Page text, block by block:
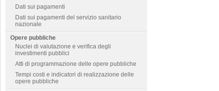
Dati sui pagamenti
Dati sui pagamenti del servizio sanitario
nazionale
Opere pubbliche
Nuclei di valutazione e verifica degli
investimenti pubblici
Atti di programmazione delle opere pubbliche
Tempi costi e indicatori di realizzazione delle
opere pubbliche